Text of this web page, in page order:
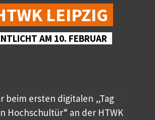
LEIPZIG
AM 10. FEBRUAR
beim ersten digitalen „Tag
Hochschultür“ an der HTWK